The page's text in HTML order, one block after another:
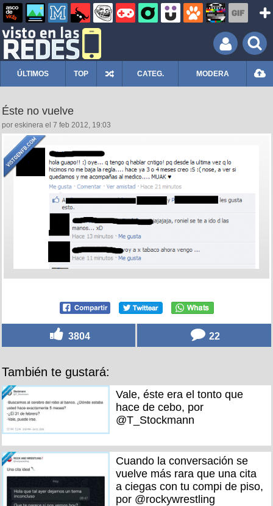
ÚLTIMOS TOP CATEG. MODERA
Éste no vuelve
por eskinera el 7 feb 2012, 19:03
3804 22
También te gustará:
Vale, éste era el tonto que
hace de cebo, por
@T_Stockmann
Cuando la conversación se
vuelve más rara que una cita
a ciegas con tu compi de piso,
por @rockywrestling